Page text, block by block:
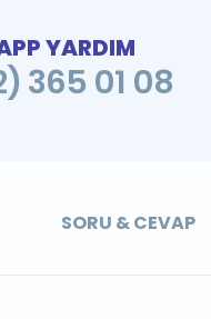
YARDIM
365 01 08
SORU & CEVAP